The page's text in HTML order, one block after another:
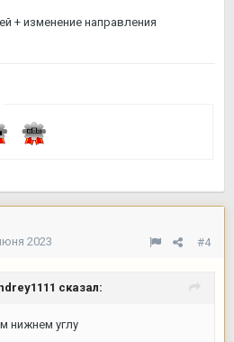
+ изменение направления
#4
2023
сказал:
нижнем углу